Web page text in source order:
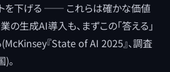
を下げる ── これらは確かな価値
の生成AI導入も、まずこの「答える」
『State of AI 2025』、調査
。